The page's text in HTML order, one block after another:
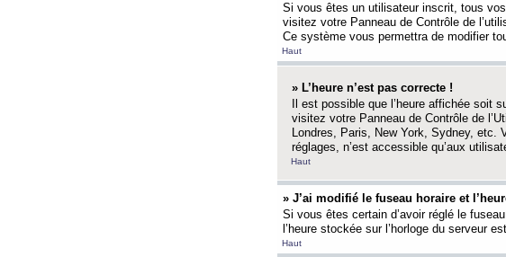
Si vous êtes un utilisateur inscrit, tous
visitez votre Panneau de Contrôle de
Ce système vous permettra de modifier
Haut
» L’heure n’est pas correcte !
Il est possible que l’heure affichée soit
visitez votre Panneau de Contrôle de
Londres, Paris, New York, Sydney, etc.
réglages, n’est accessible qu’aux
Haut
» J’ai modifié le fuseau horaire et
Si vous êtes certain d’avoir réglé le
l’heure stockée sur l’horloge du serveur
Haut